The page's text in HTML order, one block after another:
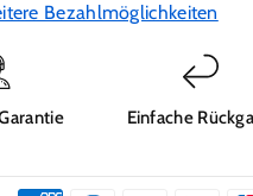
Bezahlmöglichkeiten
Einfache